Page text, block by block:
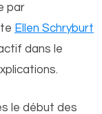
par
Ellen Schryburt
dans le
le début des